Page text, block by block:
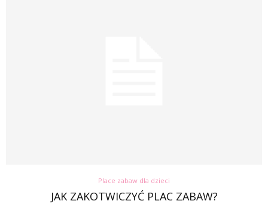
Place zabaw dla dzieci
JAK ZAKOTWICZYĆ PLAC ZABAW?